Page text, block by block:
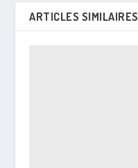
ARTICLES SIMILAIRES